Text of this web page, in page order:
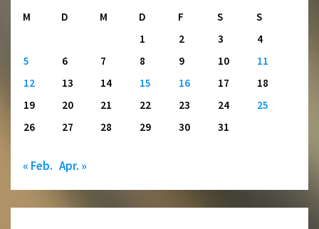
M
D M D F S
S
1
2 3
4
5
6 7 8 9 10
11
12
13 14 15 16 17
18
19
20 21 22 23 24
25
26
27 28 29 30 31
« Feb. Apr. »